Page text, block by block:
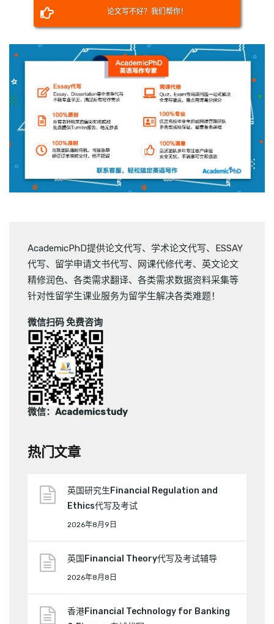
论文写不好？我们帮你！
AcademicPhD提供论文代写、 学术论文代写、 ESSAY
代写、 留学申请文书代写、 网课代修代考、 英文论文
精修润色、 各类需求翻译、 各类需求数据资料采集等
针对性留学生课业服务为留学生解决各类难题！
微信扫码 免费咨询
微信：Academicstudy
热门文章
英国研究生Financial Regulation and
Ethics代写及考试
2026年8月9日
英国Financial Theory代写及考试辅导
2026年8月8日
香港Financial Technology for Banking